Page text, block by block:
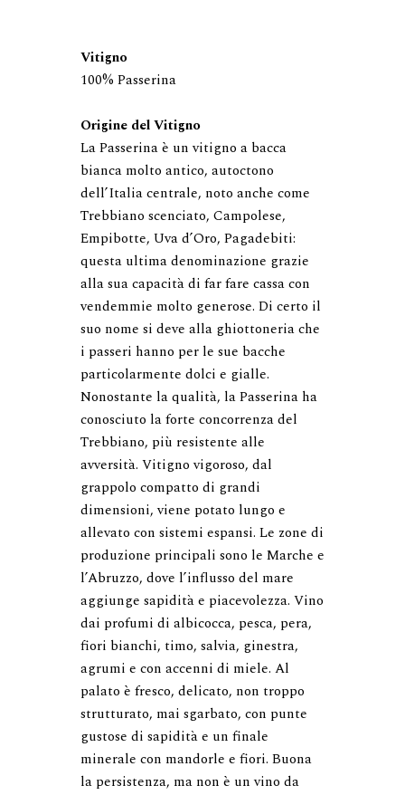
Vitigno
100% Passerina
Origine del Vitigno
La Passerina è un vitigno a bacca
bianca molto antico, autoctono
dell’Italia centrale, noto anche come
Trebbiano scenciato, Campolese,
Empibotte, Uva d’Oro, Pagadebiti:
questa ultima denominazione grazie
alla sua capacità di far fare cassa con
vendemmie molto generose. Di certo il
suo nome si deve alla ghiottoneria che
i passeri hanno per le sue bacche
particolarmente dolci e gialle.
Nonostante la qualità, la Passerina ha
conosciuto la forte concorrenza del
Trebbiano, più resistente alle
avversità. Vitigno vigoroso, dal
grappolo compatto di grandi
dimensioni, viene potato lungo e
allevato con sistemi espansi. Le zone di
produzione principali sono le Marche e
l’Abruzzo, dove l’influsso del mare
aggiunge sapidità e piacevolezza. Vino
dai profumi di albicocca, pesca, pera,
fiori bianchi, timo, salvia, ginestra,
agrumi e con accenni di miele. Al
palato è fresco, delicato, non troppo
strutturato, mai sgarbato, con punte
gustose di sapidità e un finale
minerale con mandorle e fiori. Buona
la persistenza, ma non è un vino da